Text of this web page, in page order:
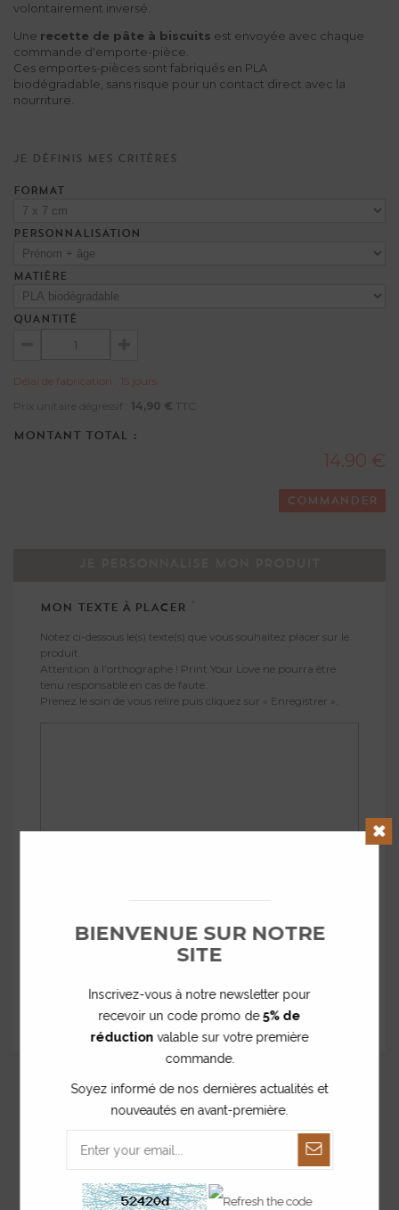
volontairement inversé.
Une recette de pâte à biscuits est envoyée avec chaque
commande d'emporte-pièce.
Ces emportes-pièces sont fabriqués en PLA
biodégradable, sans risque pour un contact direct avec la
nourriture.
Je définis mes critères
FORMAT
PERSONNALISATION
MATIÈRE
QUANTITÉ
Délai de fabrication : 15 jours
Prix unitaire dégressif : 14,90 € TTC
MONTANT TOTAL :
14.90 €
COMMANDER
MON TEXTE À PLACER *
Notez ci-dessous le(s) texte(s) que vous souhaitez placer sur le
produit.
Attention à l’orthographe ! Print Your Love ne pourra être
tenu responsable en cas de faute.
Prenez le soin de vous relire puis cliquez sur « Enregistrer ».
Après avoir enregistré votre personnalisation, n'oubliez pas
d'ajouter le produit au panier.
champs requis
Poser une question
BIENVENUE SUR NOTRE
SITE
Inscrivez-vous à notre newsletter pour
recevoir un code promo de5% de
réduction valable sur votre première
commande.
Soyez informé de nos dernières actualités et
nouveautés en avant-première.